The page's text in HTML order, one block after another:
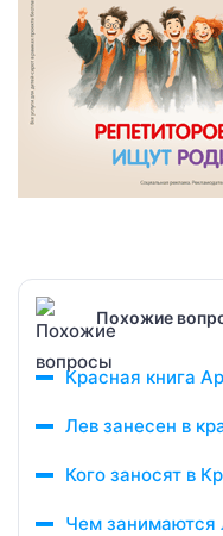
Похожие
Красная книга
Лев занесен в
Кого заносят в
Чем занимаются